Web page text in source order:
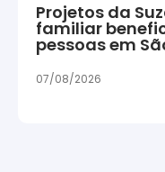
Projetos da
familiar
pessoas em
07/08/2026